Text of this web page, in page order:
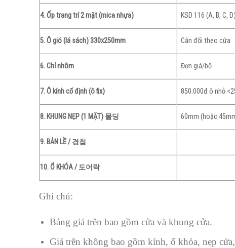
4. Ốp trang trí 2 mặt (mica nhựa) KSD 116 (A, B, C, D)
5. Ô gió (lá sách) 330x250mm Cân đối theo cửa
6. Chỉ nhôm Đơn giá/bộ
7. Ô kính cố định (ô fix) 850.000đ ô nhỏ
8. KHUNG NẸP (1 MẶT) 몰딩 60mm (hoặc
9. BẢN LỀ / 경첩
10. Ổ KHÓA / 도어락
Ghi chú:
Bảng giá trên bao gồm cửa và khung cửa.
Giá trên không bao gồm kính, ổ khóa, nẹp